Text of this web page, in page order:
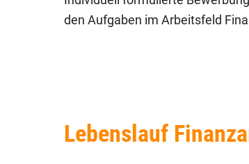
den Aufgaben im Arbeitsfeld
Lebenslauf